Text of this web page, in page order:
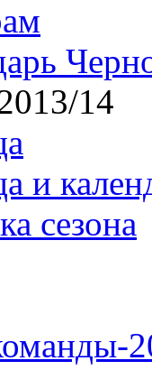
14
и
сезона